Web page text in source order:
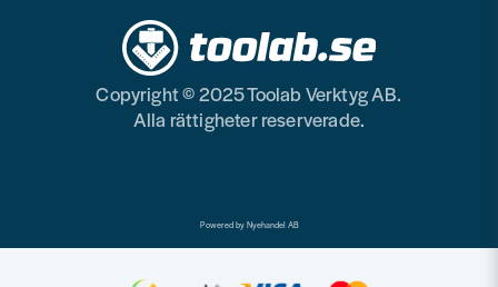
Copyright © 2025 Toolab Verktyg AB.
Alla rättigheter reserverade.
Powered by Nyehandel AB